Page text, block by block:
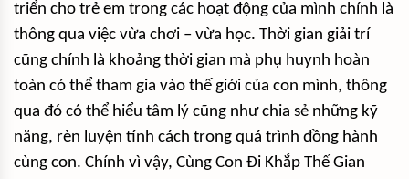
triển cho trẻ em trong các hoạt động của mình chính là
thông qua việc vừa chơi – vừa học. Thời gian giải trí
cũng chính là khoảng thời gian mà phụ huynh hoàn
toàn có thể tham gia vào thế giới của con mình, thông
qua đó có thể hiểu tâm lý cũng như chia sẻ những kỹ
năng, rèn luyện tính cách trong quá trình đồng hành
cùng con. Chính vì vậy, Cùng Con Đi Khắp Thế Gian